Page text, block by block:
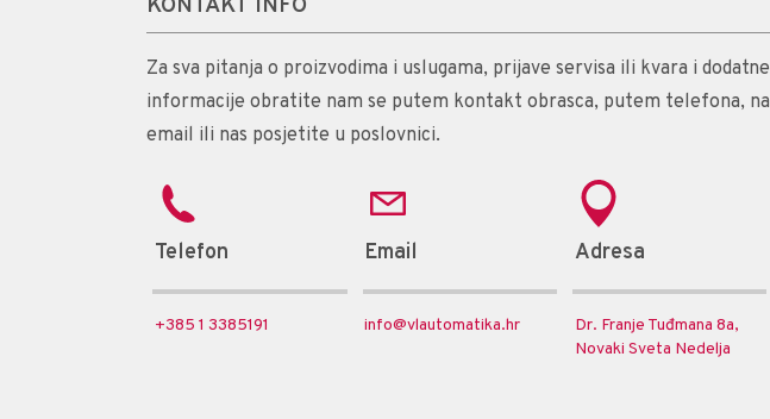
KONTAKT INFO
Za sva pitanja o proizvodima i uslugama, prijave servisa ili kvara i dodatne
informacije obratite nam se putem kontakt obrasca, putem telefona, na
email ili nas posjetite u poslovnici.
Telefon
+385 1 3385191
Email
info@vlautomatika.hr
Adresa
Dr. Franje Tuđmana 8a,
Novaki Sveta Nedelja